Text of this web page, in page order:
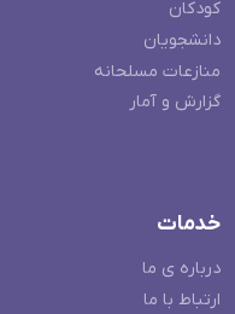
کودکان
دانشجویان
منازعات مسلحانه
گزارش و آمار
خدمات
درباره ی ما
ارتباط با ما